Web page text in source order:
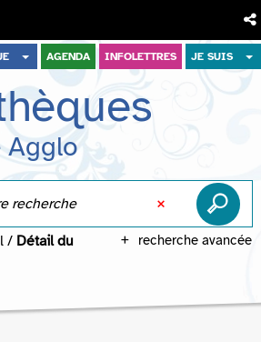
AGENDA INFOLETTRES JE SUIS
Agglo
recherche avancée
/ Détail du